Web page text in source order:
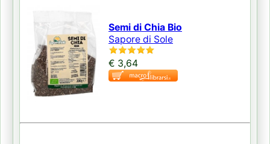
Semi di Chia Bio
Sapore di Sole
€ 3,64